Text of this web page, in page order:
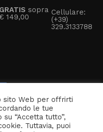
GRATIS sopra
149,00
Cellulare:
(+39)
329.3133788
- Powered by
sito Web per offrirti
le tue
“Accetta tutto”,
Tuttavia, puoi